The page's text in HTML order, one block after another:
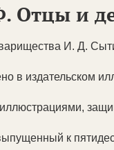
Отцы и
И. Д.
в издательском
иллюстрациями,
к